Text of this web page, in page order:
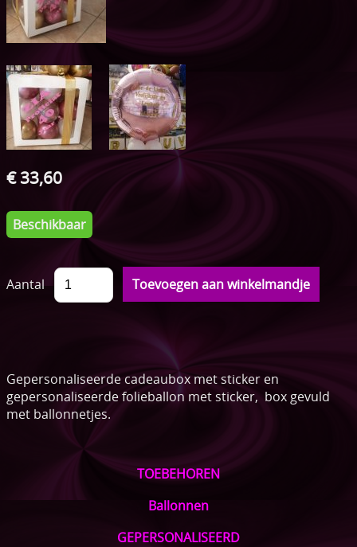
ONTBIJTMANDEN
Pampertaarten
Speenkoordjes
Sleutelhangers
Speelkoord buggy
Bijtringen
TOEBEHOREN
Ballonnen
GEPERSONALISEERD
€ 33,60
Beschikbaar
Aantal
Gepersonaliseerde cadeaubox met sticker en
gepersonaliseerde folieballon met sticker, box gevuld
met ballonnetjes.